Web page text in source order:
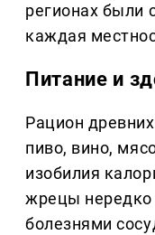
регионах были
каждая
Питание и
Рацион
пиво, вино,
изобилия
жрецы нередко
болезнями